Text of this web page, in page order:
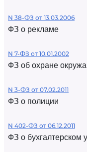
N 38-ФЗ от 13.03.2006
ФЗ о рекламе
N 7-ФЗ от 10.01.2002
ФЗ об охране
N 3-ФЗ от 07.02.2011
ФЗ о полиции
N 402-ФЗ от 06.12.2011
ФЗ о бухгалтерском